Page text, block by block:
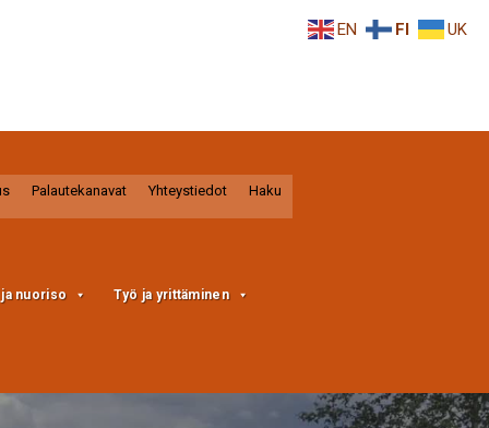
Palautekanavat Yhteystiedot Haku
nuoriso Työ ja yrittäminen
EN FI UK